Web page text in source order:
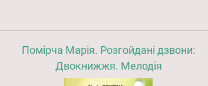
Помірча Марія. Розгойдані дзвони:
Двокнижжя. Мелодія